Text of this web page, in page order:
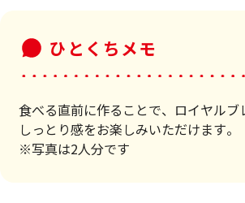
ひとくちメモ
食べる直前に作ることで、ロイヤルブ
しっとり感をお楽しみいただけます。
※写真は2人分です